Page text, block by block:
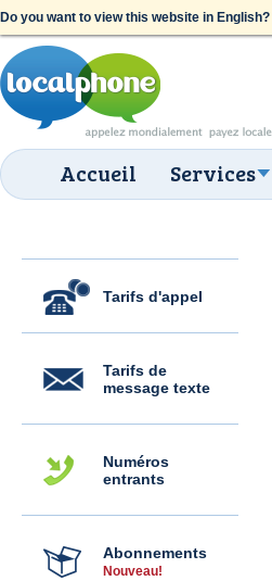
Do you want to view this website in English?
Accueil Services
Tarifs d'appel
Tarifs de
message texte
Numéros
entrants
Abonnements
Nouveau!